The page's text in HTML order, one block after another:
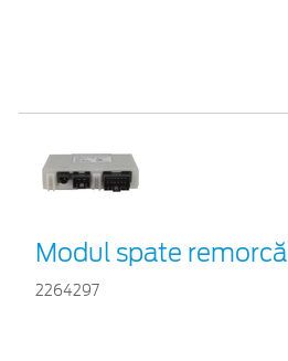
Modul spate remorcă
2264297